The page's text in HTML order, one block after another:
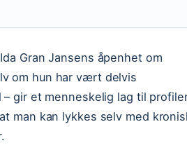
Gran Jansens åpenhet om
om hun har vært delvis
– gir et menneskelig lag til
man kan lykkes selv med